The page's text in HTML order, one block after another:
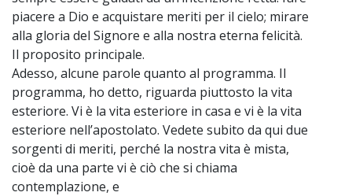
piacere a Dio e acquistare meriti per il cielo; mirare
alla gloria del Signore e alla nostra eterna felicità.
Il proposito principale.
Adesso, alcune parole quanto al programma. Il
programma, ho detto, riguarda piuttosto la vita
esteriore. Vi è la vita esteriore in casa e vi è la vita
esteriore nell’apostolato. Vedete subito da qui due
sorgenti di meriti, perché la nostra vita è mista,
cioè da una parte vi è ciò che si chiama
contemplazione, e